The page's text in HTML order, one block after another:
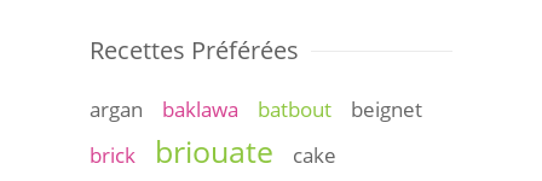
Recettes Préférées
argan baklawa batbout
beignet
brick
briouate
cake